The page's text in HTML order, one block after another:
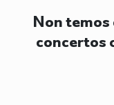
Non
concertos